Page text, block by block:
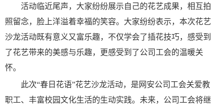
活动临近尾声，大家纷纷展示自己的花艺成果，相互拍
照留念，脸上洋溢着幸福的笑容。大家纷纷表示，本次花艺
沙龙活动既有意义又富乐趣，不仅学会了插花技巧，感受到
了花艺带来的美感与乐趣，更感受到了公司工会的温暖关
怀。
此次“春日花语”花艺沙龙活动，是网安公司工会关爱教
职工、丰富校园文化生活的生动实践。未来，公司工会将继